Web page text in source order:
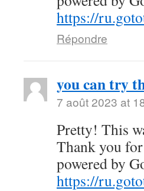
https://
Répondre
you can try
7 août 2023 at
Pretty! This
Thank you
powered by
https://